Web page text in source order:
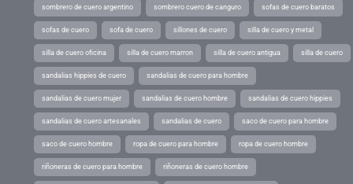
sombrero de cuero argentino sombrero cuero de canguro sofas de cuero baratos
sofas de cuero sofa de cuero sillones de cuero silla de cuero y metal
silla de cuero oficina silla de cuero marron silla de cuero antigua silla de cuero
sandalias hippies de cuero sandalias de cuero para hombre
sandalias de cuero mujer sandalias de cuero hombre sandalias de cuero hippies
sandalias de cuero artesanales sandalias de cuero saco de cuero para hombre
saco de cuero hombre ropa de cuero para hombre ropa de cuero hombre
riñoneras de cuero para hombre riñoneras de cuero hombre